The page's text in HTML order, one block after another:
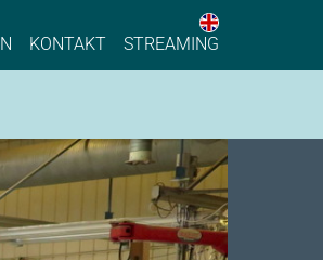
Industry
KONTAKT STREAMING
English